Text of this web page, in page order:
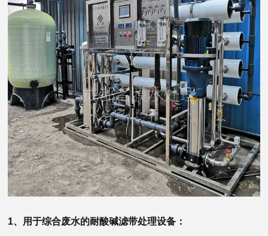
1、用于综合废水的耐酸碱滤带处理设备：